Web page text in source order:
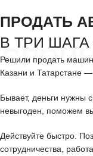
ПРОДАТЬ
В ТРИ ШАГА
Решили продать
Казани и Татарстане
Бывает, деньги нужны
невыгоден, поможем
Действуйте быстро.
сотрудничества,